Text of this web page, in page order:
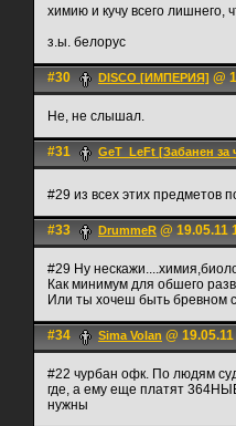
химию и кучу всего лишнего,
з.ы. белорус
#30 DISCO [ИМПЕРИЯ] @
Не, не слышал.
#31 GeT_LeFt [Забанен за
#29 из всех этих предметов
#33 DrummeR @ 19.05.11
#29 Ну
Как минимум для обшего
Или ты хочеш быть бревном
#34 Sima Volan @
#22 чурбан офк. По людям
где, а ему еще платят
нужны